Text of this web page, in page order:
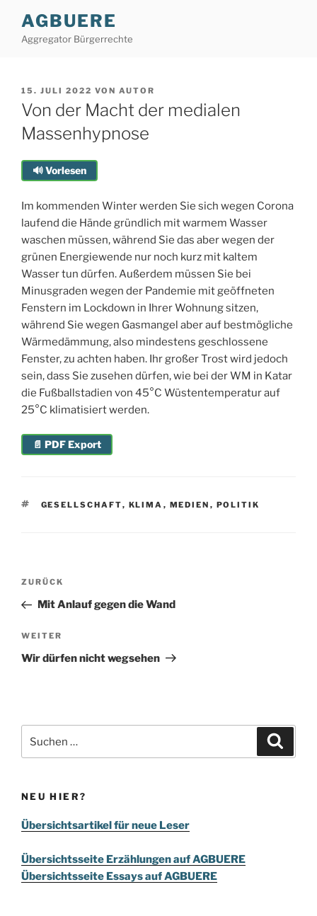
Inhalt
springen
AGBUERE
Aggregator Bürgerrechte
VERÖFFENTLICHT
AM
15. JULI 2022 VON AUTOR
Von der Macht der medialen
Massenhypnose
🔊 Vorlesen
Im kommenden Winter werden Sie sich wegen Corona
laufend die Hände gründlich mit warmem Wasser
waschen müssen, während Sie das aber wegen der
grünen Energiewende nur noch kurz mit kaltem
Wasser tun dürfen. Außerdem müssen Sie bei
Minusgraden wegen der Pandemie mit geöffneten
Fenstern im Lockdown in Ihrer Wohnung sitzen,
während Sie wegen Gasmangel aber auf bestmögliche
Wärmedämmung, also mindestens geschlossene
Fenster, zu achten haben. Ihr großer Trost wird jedoch
sein, dass Sie zusehen dürfen, wie bei der WM in Katar
die Fußballstadien von 45°C Wüstentemperatur auf
25°C klimatisiert werden.
📄 PDF Export
SCHLAGWÖRTER
GESELLSCHAFT, KLIMA , MEDIEN , POLITIK
Beitragsnavigation
Vorheriger
Beitrag
ZURÜCK
Mit Anlauf gegen die Wand
Nächster
Beitrag
WEITER
Wir dürfen nicht wegsehen
nach:
NEU HIER?
Übersichtsartikel für neue Leser
Übersichtsseite Erzählungen auf AGBUERE
Übersichtsseite Essays auf AGBUERE